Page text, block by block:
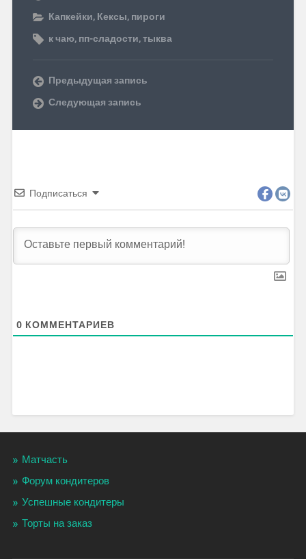
Капкейки, Кексы, пироги
к чаю, пп-сладости,тыква
Предыдущая запись
Следующая запись
Подписаться
0 КОММЕНТАРИЕВ
Матчасть
Форум кондитеров
Успешные кондитеры
Торты на заказ